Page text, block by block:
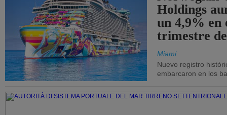
Holdings
un 4,9% en
trimestre
Miami
Nuevo registro
embarcaron en los